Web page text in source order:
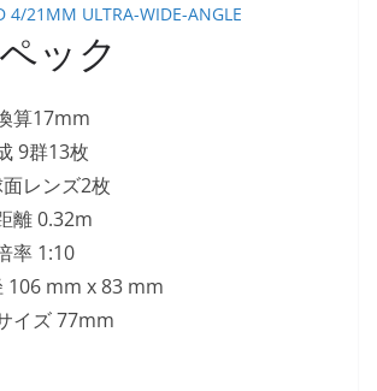
4/21MM ULTRA-WIDE-ANGLE
ック
算17mm
9群13枚
レンズ2枚
離 0.32m
率 1:10
106 mm x 83 mm
イズ 77mm